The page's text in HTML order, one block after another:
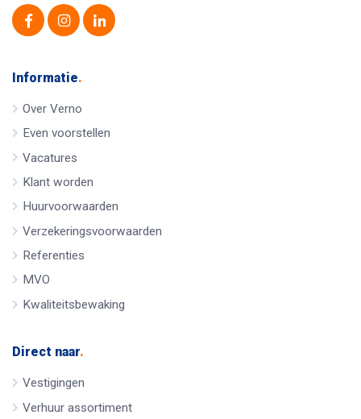
Informatie.
Over Verno
Even voorstellen
Vacatures
Klant worden
Huurvoorwaarden
Verzekeringsvoorwaarden
Referenties
MVO
Kwaliteitsbewaking
Direct naar.
Vestigingen
Verhuur assortiment